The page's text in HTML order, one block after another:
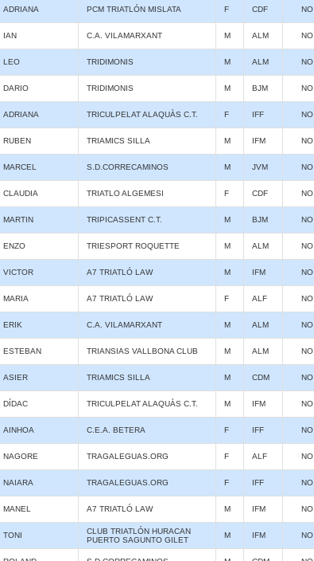
ADRIANA PCM TRIATLÓN MISLATA F CDF NO
IAN C.A. VILAMARXANT M ALM NO
LEO TRIDIMONIS M ALM NO
DARIO TRIDIMONIS M BJM NO
ADRIANA TRICULPELAT ALAQUÀS C.T. F IFF NO
RUBEN TRIAMICS SILLA M IFM NO
MARCEL S.D.CORRECAMINOS M JVM NO
CLAUDIA TRIATLO ALGEMESI F CDF NO
MARTIN TRIPICASSENT C.T. M BJM NO
ENZO TRIESPORT ROQUETTE M ALM NO
VICTOR A7 TRIATLÓ LAW M IFM NO
MARIA A7 TRIATLÓ LAW F ALF NO
ERIK C.A. VILAMARXANT M ALM NO
ESTEBAN TRIANSIAS VALLBONA CLUB M ALM NO
ASIER TRIAMICS SILLA M CDM NO
DÍDAC TRICULPELAT ALAQUÀS C.T. M IFM NO
AINHOA C.E.A. BETERA F IFF NO
NAGORE TRAGALEGUAS.ORG F ALF NO
NAIARA TRAGALEGUAS.ORG F IFF NO
MANEL A7 TRIATLÓ LAW M IFM NO
TONI
CLUB TRIATLÓN HURACAN
PUERTO SAGUNTO GILET
M IFM NO